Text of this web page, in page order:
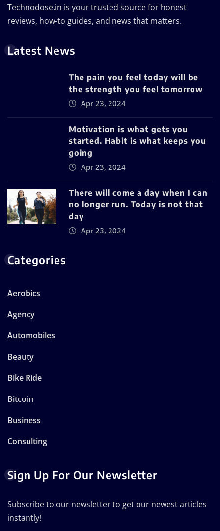
Technodose.in is your trusted source for honest
reviews, how-to guides, and news that matters.
Latest News
The pain you feel today will be
the strength you feel tomorrow
Apr 23, 2024
Motivation is what gets you
started. Habit is what keeps you
going
Apr 23, 2024
There will come a day when I can
no longer run. Today is not that
day
Apr 23, 2024
Categories
Aerobics
Agency
Automobiles
Beauty
Bike Ride
Bitcoin
Business
Consulting
Sign Up For Our Newsletter
Subscribe to our newsletter to get our newest articles
instantly!